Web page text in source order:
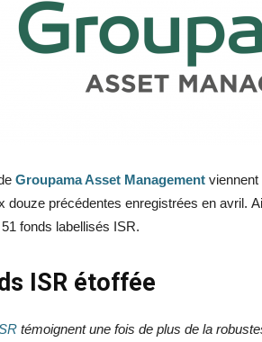
Groupama Asset Management viennent
douze précédentes enregistrées en avril.
fonds labellisés ISR.
ISR étoffée
témoignent une fois de plus de la